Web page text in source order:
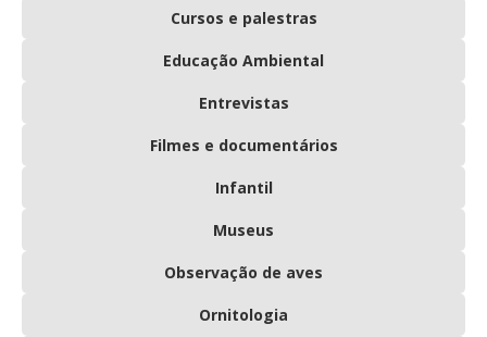
Cursos e palestras
Educação Ambiental
Entrevistas
Filmes e documentários
Infantil
Museus
Observação de aves
Ornitologia